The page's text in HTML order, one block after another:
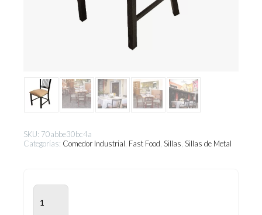
SKU: 70abbe30bc4a
Categorías: Comedor Industrial Fast Food Sillas Sillas de Metal
DNT-
205